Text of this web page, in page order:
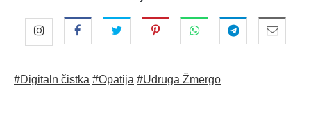
#Digitaln čistka #Opatija #Udruga Žmergo